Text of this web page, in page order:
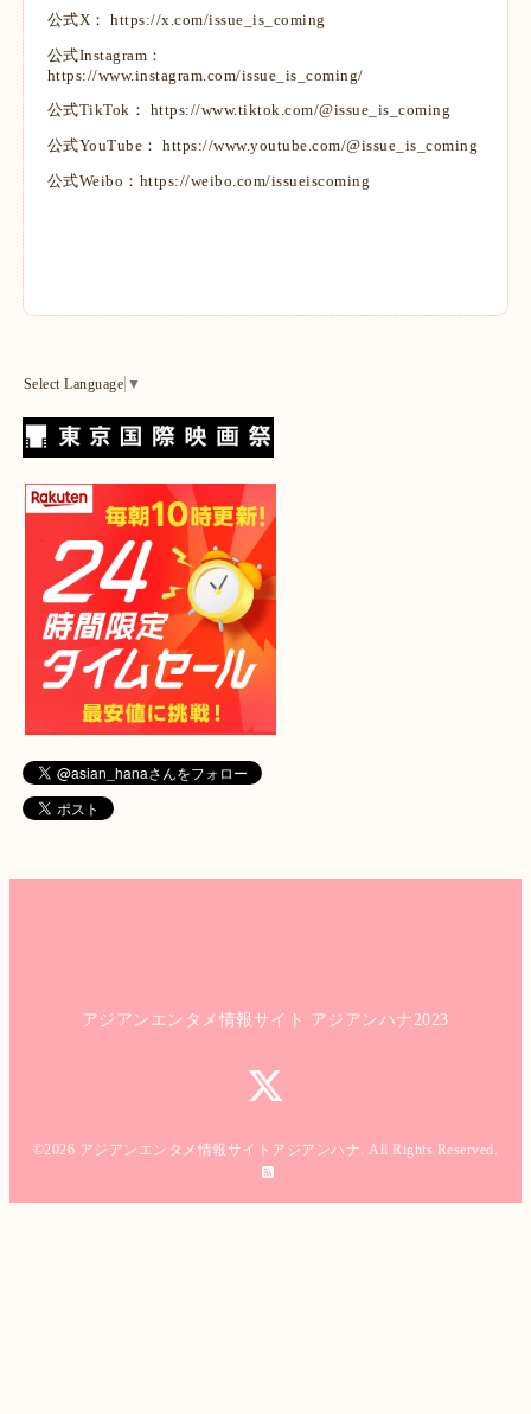
公式X：https://x.com/issue_is_coming
公式Instagram：
https://www.instagram.com/issue_is_coming/
公式TikTok： https://www.tiktok.com/@issue_is_coming
公式YouTube：https://www.youtube.com/@issue_is_coming
公式Weibo： https://weibo.com/issueiscoming
Select Language ▼
アジアンエンタメ情報サイト アジアンハナ2023
©2026 アジアンエンタメ情報サイトアジアンハナ. All Rights Reserved.